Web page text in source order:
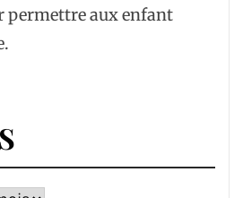
permettre aux enfant